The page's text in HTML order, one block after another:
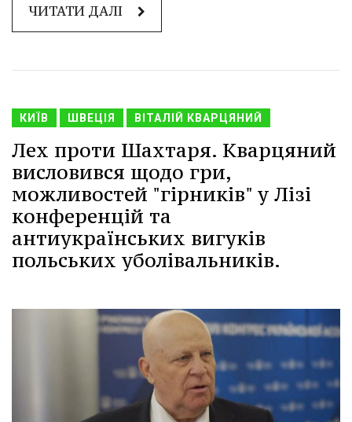
ЧИТАТИ ДАЛІ
КИЇВ ШВЕЦІЯ ВІТАЛІЙ КВАРЦЯНИЙ
Лех проти Шахтаря. Кварцяний
висловився щодо гри,
можливостей "гірників" у Лізі
конференцій та
антиукраїнських вигуків
польських уболівальників.